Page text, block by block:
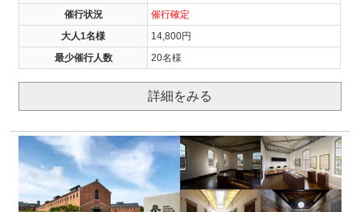
催行状況
催行確定
大人1名様
14,800円
最少催行人数
20名様
詳細をみる